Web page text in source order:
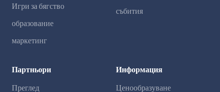
Игри за бягство
образование
маркетинг
събития
Партньори
Преглед
Информация
Ценообразуване